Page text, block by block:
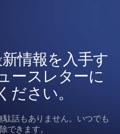
情報を入手す
ースレターに
ださい。
話もありません。いつでも
できます。